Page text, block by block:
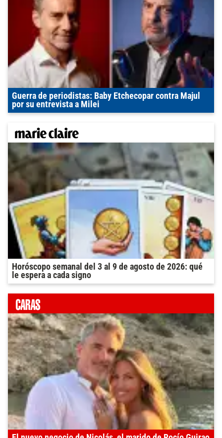
Guerra de periodistas: Baby Etchecopar contra Majul
por su entrevista a Milei
Horóscopo semanal del 3 al 9 de agosto de 2026: qué
le espera a cada signo